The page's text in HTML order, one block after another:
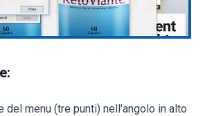
del menu (tre punti) nell'angolo in alto